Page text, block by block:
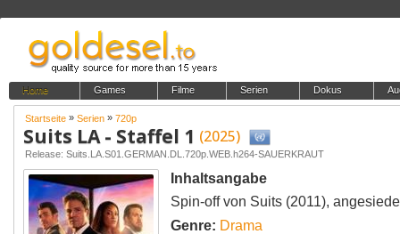
Home Games Filme Serien Dokus
Startseite » Serien » 720p
Suits LA - Staffel 1 (2025)
Release: Suits.LA.S01.GERMAN.DL.720p.WEB.h264-SAUERKRAUT
Inhaltsangabe
Spin-off von Suits (2011),
Genre: Drama